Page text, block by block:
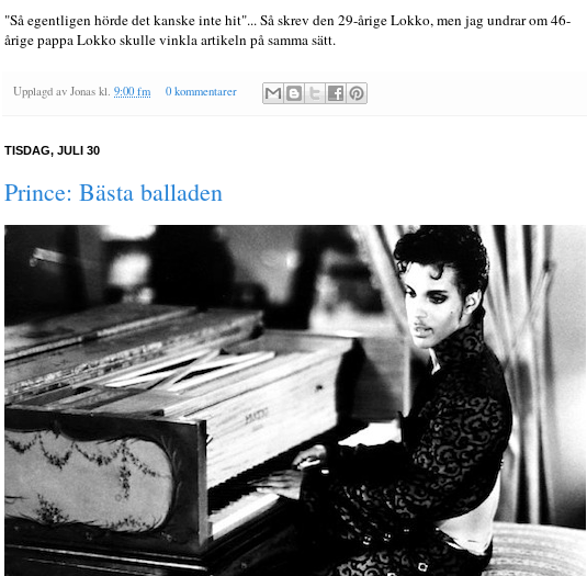
"Så egentligen hörde det kanske inte hit"... Så skrev den 29-årige Lokko, men jag undrar om 46-
årige pappa Lokko skulle vinkla artikeln på samma sätt.
Upplagd av Jonas kl. 9:00 fm 0 kommentarer
TISDAG, JULI 30
Prince: Bästa balladen